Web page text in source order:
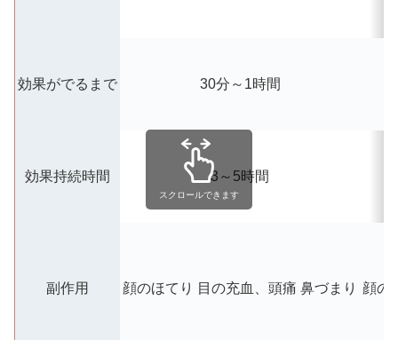
効果がでるまで 30分～1時間
効果持続時間 3～5時間
副作用 顔のほてり 目の充血、頭痛 鼻づまり 顔の
スクロールできます